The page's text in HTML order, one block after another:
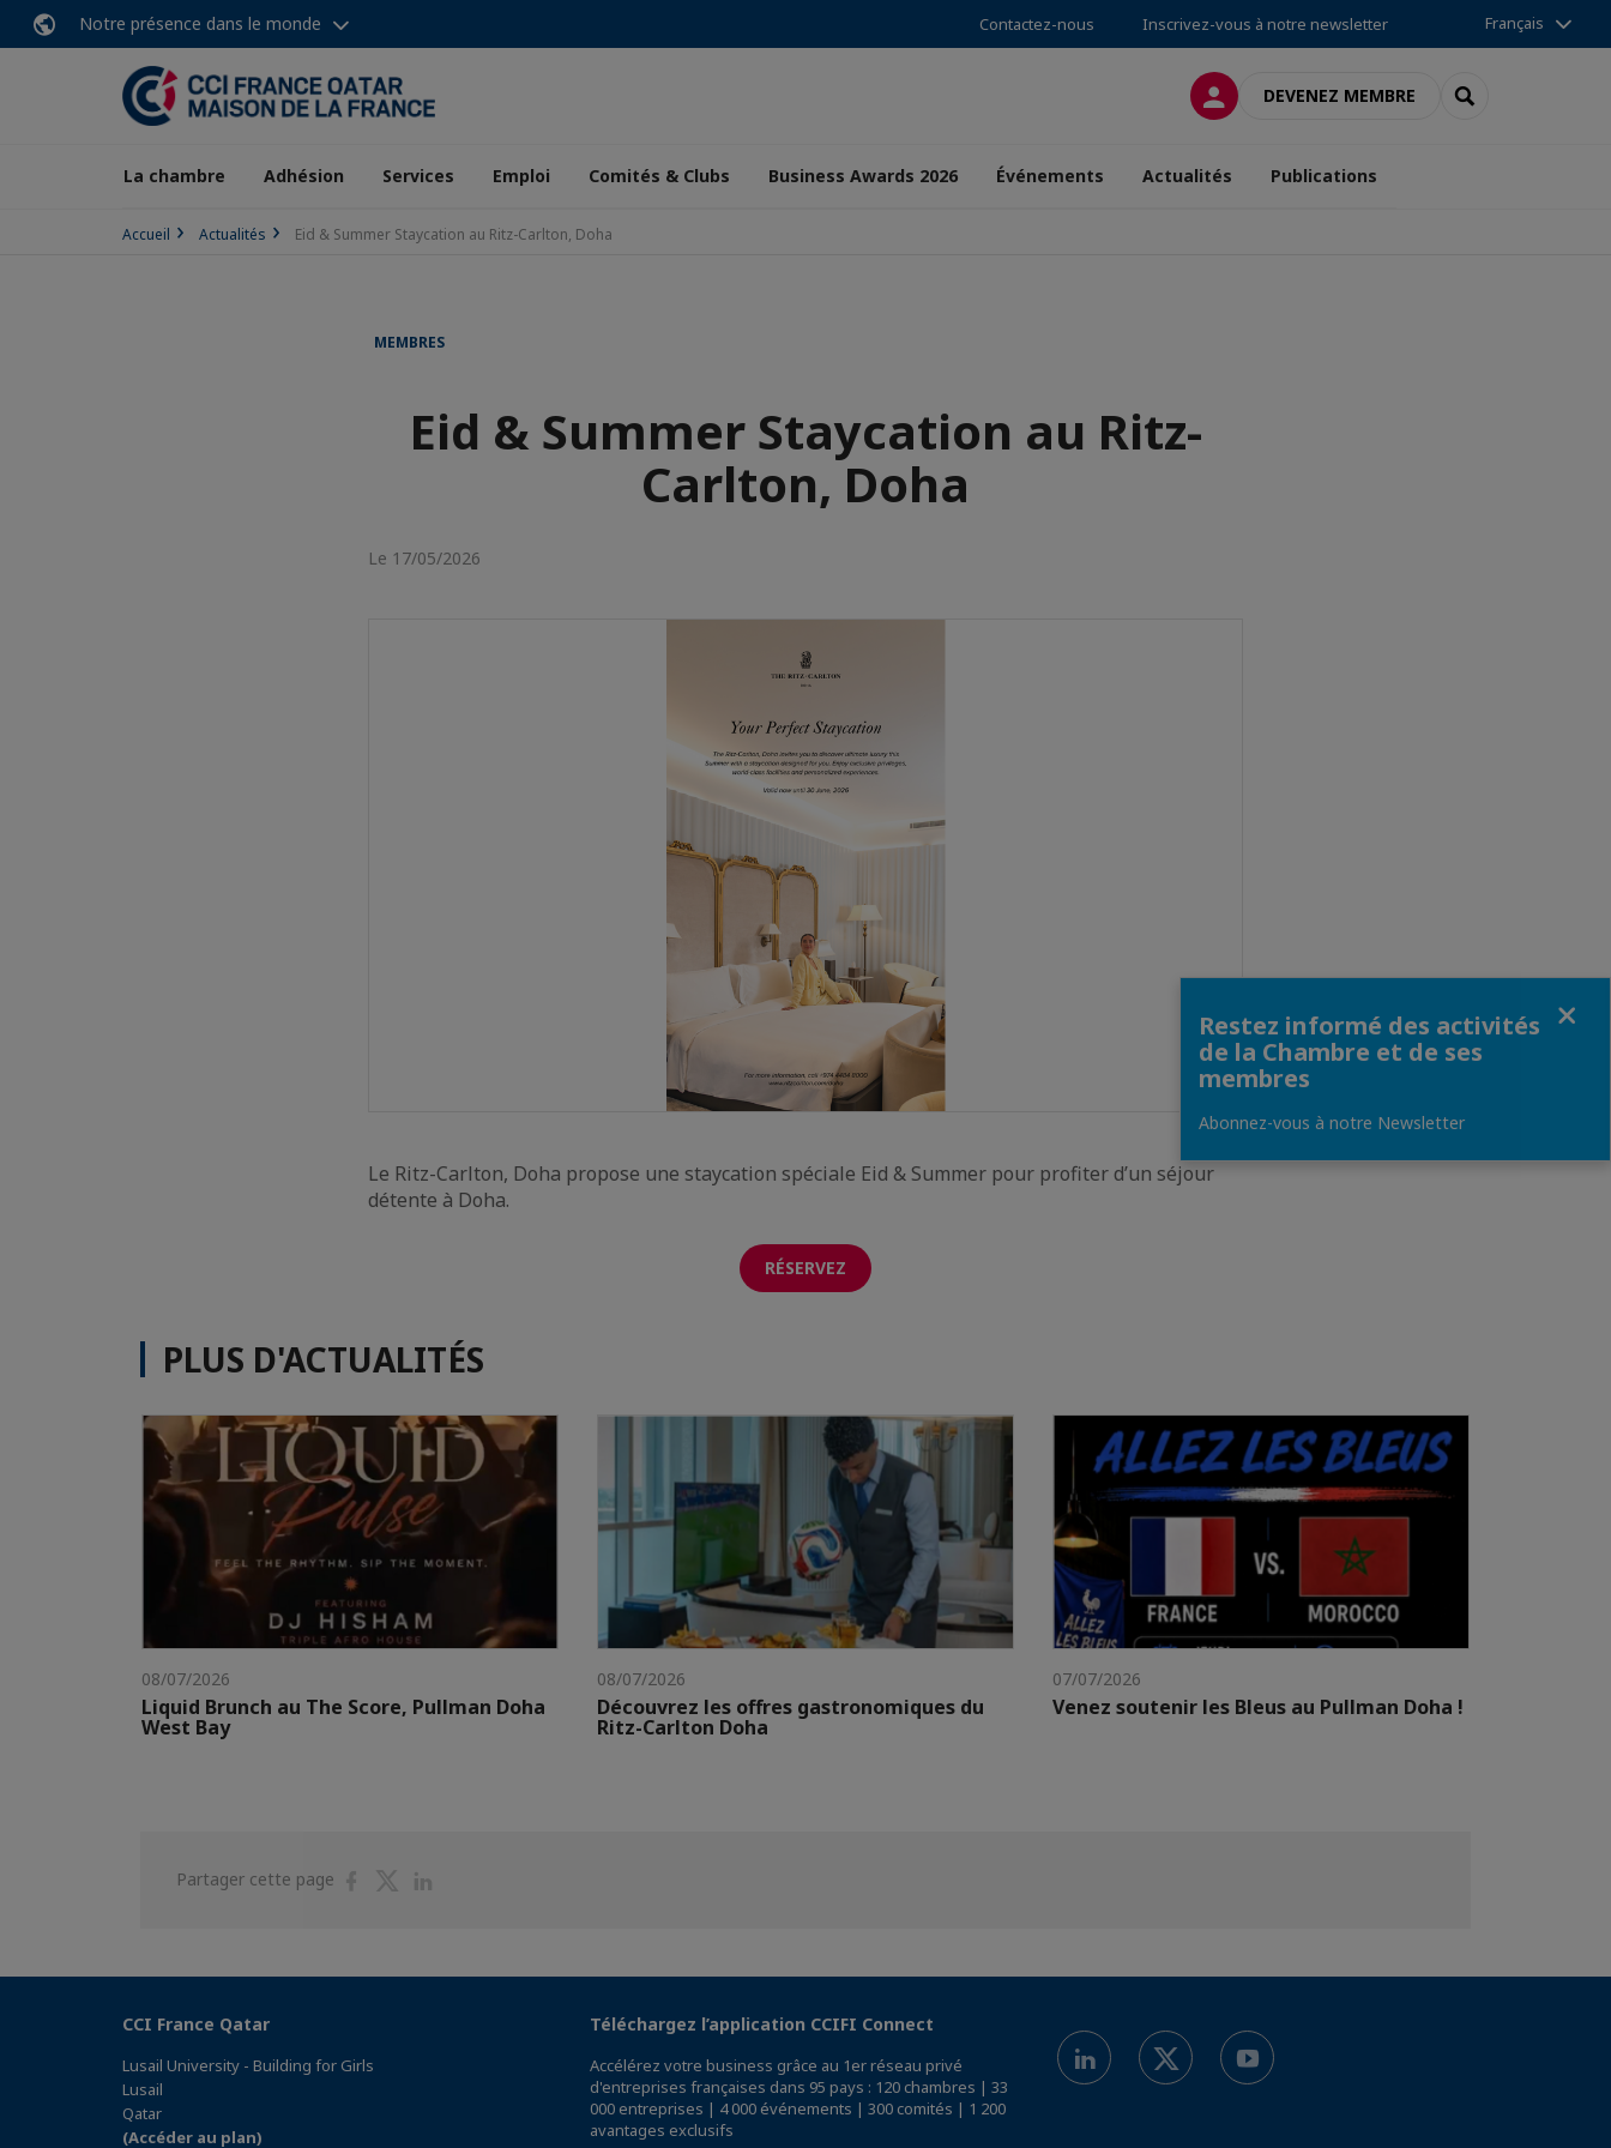
Notre présence dans le monde Contactez-nous Inscrivez-vous à notre newsletter Français
CONNEXIONDEVENEZ MEMBRE RECHERCHER
La chambre Adhésion Services Emploi Comités & Clubs Business Awards 2026 Événements Actualités Publications
Accueil Actualités Eid & Summer Staycation au Ritz-Carlton, Doha
MEMBRES
Eid & Summer Staycation au Ritz-
Carlton, Doha
Le 17/05/2026
Le Ritz-Carlton, Doha propose une staycation spéciale Eid & Summer pour profiter d’un séjour
détente à Doha.
RÉSERVEZ
PLUS D'ACTUALITÉS
08/07/2026
Liquid Brunch au The Score, Pullman Doha
West Bay
08/07/2026
Découvrez les offres gastronomiques du
Ritz-Carlton Doha
07/07/2026
Venez soutenir les Bleus au Pullman Doha !
Partager cette page
PartagerPartager
CCI France Qatar
Lusail University - Building for Girls
Lusail
Qatar
(Accéder au plan)
Téléchargez l’application CCIFI Connect
Accélérez votre business grâce au 1er réseau privé
d'entreprises françaises dans 95 pays : 120 chambres | 33
000 entreprises | 4 000 événements | 300 comités | 1 200
avantages exclusifs
Restez informé des activités
de la Chambre et de ses
membres
Abonnez-vous à notre Newsletter